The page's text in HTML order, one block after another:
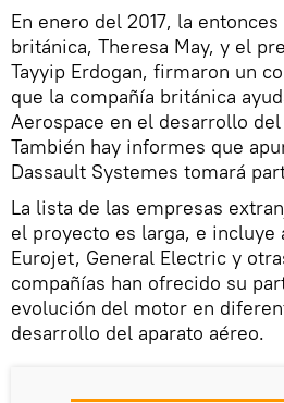
En enero del 2017, la
británica, Theresa May, y el
Tayyip Erdogan, firmaron un
que la compañía británica
Aerospace en el desarrollo
También hay informes que
Dassault Systemes tomará
La lista de las empresas
el proyecto es larga, e incluye
Eurojet, General Electric y
compañías han ofrecido su
evolución del motor en
desarrollo del aparato aéreo.